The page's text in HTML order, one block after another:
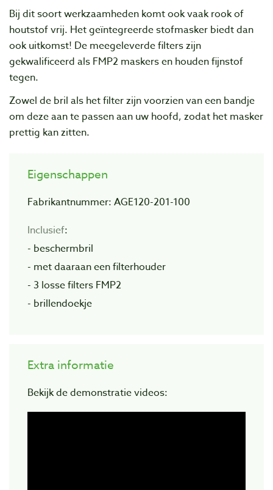
Bij dit soort werkzaamheden komt ook vaak rook of
houtstof vrij. Het geïntegreerde stofmasker biedt dan
ook uitkomst! De meegeleverde filters zijn
gekwalificeerd als FMP2 maskers en houden fijnstof
tegen.
Zowel de bril als het filter zijn voorzien van een bandje
om deze aan te passen aan uw hoofd, zodat het masker
prettig kan zitten.
Eigenschappen
Fabrikantnummer: AGE120-201-100
Inclusief:
- beschermbril
- met daaraan een filterhouder
- 3 losse filters FMP2
- brillendoekje
Extra informatie
Bekijk de demonstratie videos: